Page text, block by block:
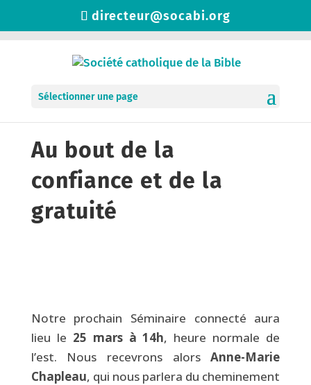
directeur@socabi.org
Sélectionner une page
Au bout de la
confiance et de la
gratuité
Notre prochain Séminaire connecté aura
lieu le 25 mars à 14h, heure normale de
l’est. Nous recevrons alorsAnne-Marie
Chapleau, qui nous parlera du cheminement